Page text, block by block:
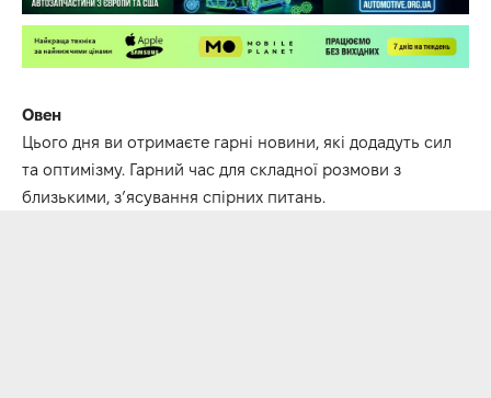
Овен
Цього дня ви отримаєте гарні новини, які додадуть сил
та оптимізму. Гарний час для складної розмови з
близькими, з’ясування спірних питань.